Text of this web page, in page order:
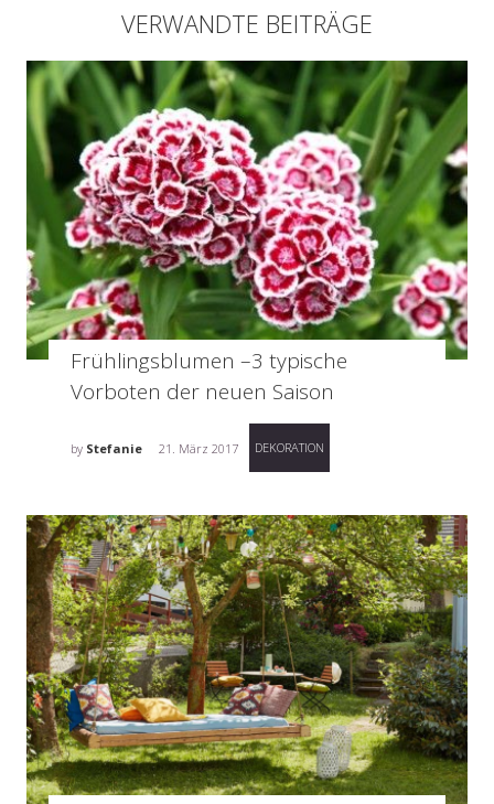
VERWANDTE BEITRÄGE
Frühlingsblumen –3 typische
Vorboten der neuen Saison
by Stefanie 21. März 2017 DEKORATION